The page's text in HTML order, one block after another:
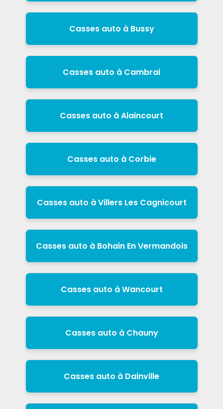
Casses auto à Bussy
Casses auto à Cambrai
Casses auto à Alaincourt
Casses auto à Corbie
Casses auto à Villers Les Cagnicourt
Casses auto à Bohain En Vermandois
Casses auto à Wancourt
Casses auto à Chauny
Casses auto à Dainville